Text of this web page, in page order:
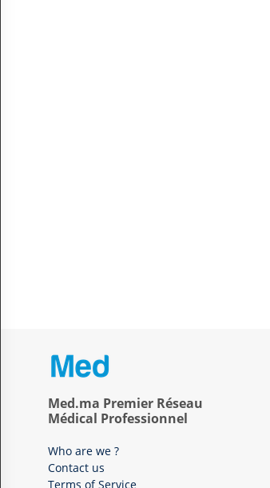
Med.ma Premier Réseau
Médical Professionnel
Who are we ?
Contact us
Terms of Service